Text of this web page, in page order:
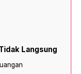
Langsung